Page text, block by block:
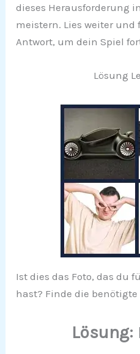
dieses Herausforderung
meistern. Lies weiter
Antwort, um dein Spiel
Lösung
Ist dies das Foto, das du
hast? Finde die
Lösung: